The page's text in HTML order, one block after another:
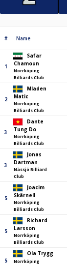
# Name
1
Safar
Chamoun
Norrköping
Billiards Club
2
Mladen
Matic
Norrköping
Billiards Club
3
Dante
Tung Do
Norrköping
Billiards Club
3
Jonas
Dartman
Nässjö Billiard
Club
5
Joacim
Skärnell
Norrköping
Billiards Club
5
Richard
Larsson
Norrköping
Billiards Club
5
Ola Trygg
Norrköping